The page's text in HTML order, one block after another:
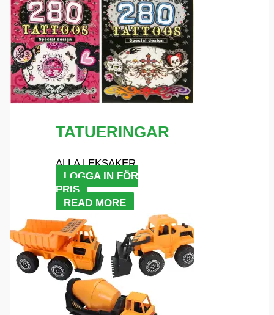
TATUERINGAR
ALLA LEKSAKER
LOGGA IN FÖR
PRIS
READ MORE